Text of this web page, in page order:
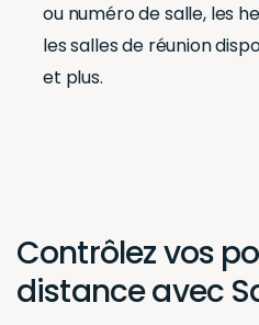
ou numéro de salle, les
les salles de réunion
et plus.
Contrôlez vos
distance avec